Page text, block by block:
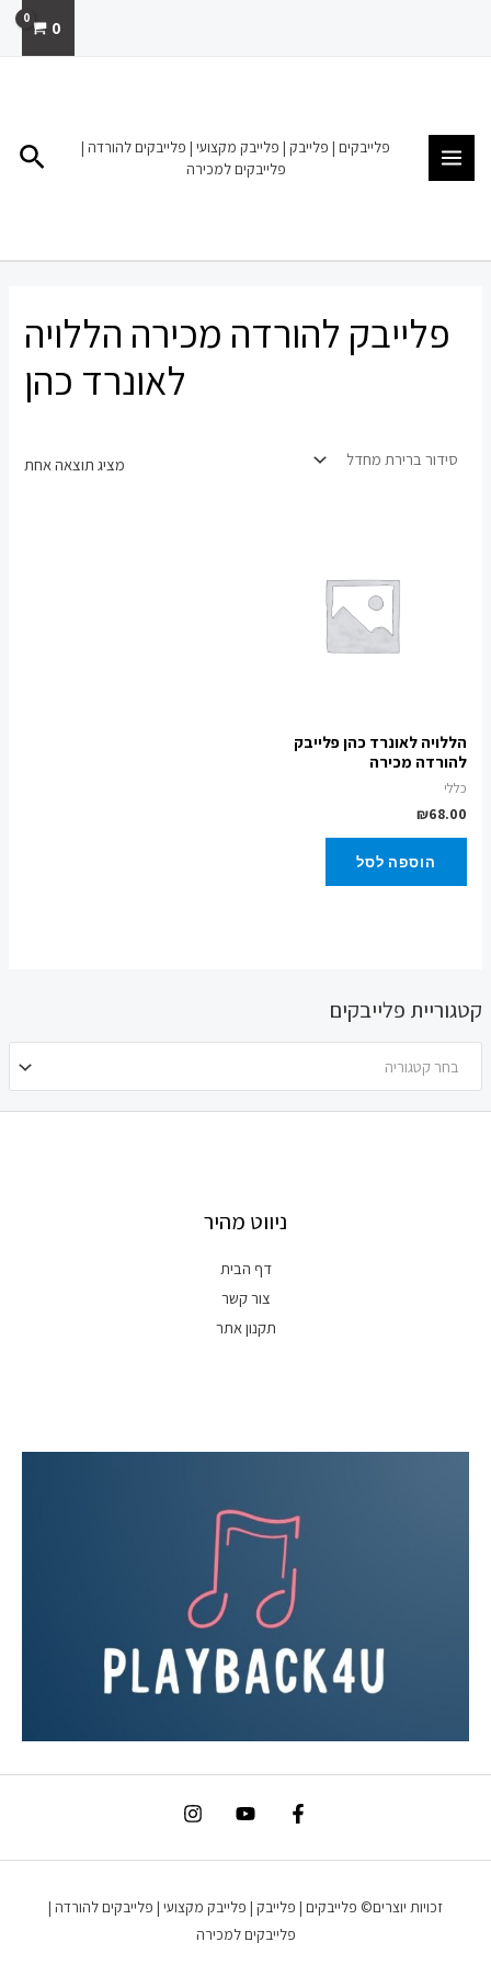
0
פלייבקים | פלייבק | פלייבק מקצועי | פלייבקים להורדה |
פלייבקים למכירה
קטגוריית פלייבקים
בחר קטגוריה
פלייבק להורדה מכירה הללויה
לאונרד כהן
מציג תוצאה אחת
הללויה לאונרד כהן פלייבק
להורדה מכירה
כללי
₪68.00
הוספה לסל
ניווט מהיר
דף הבית
צור קשר
תקנון אתר
זכויות יוצרים© פלייבקים | פלייבק | פלייבק מקצועי | פלייבקים להורדה |
פלייבקים למכירה